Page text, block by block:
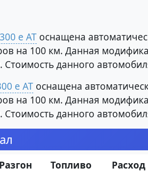
e AT оснащена
на 100 км. Данная
Стоимость данного
e AT оснащена
на 100 км. Данная
Стоимость данного
Разгон Топливо Расход